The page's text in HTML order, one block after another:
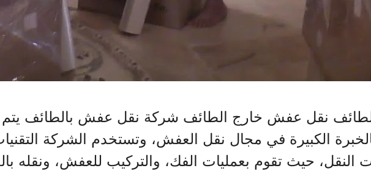
نقل عفش خارج الطائف شركة نقل عفش بالطائف يتم
بالخبرة الكبيرة في مجال نقل العفش، وتستخدم الشركة
النقل، حيث تقوم بعمليات الفك، والتركيب للعفش، ونقله